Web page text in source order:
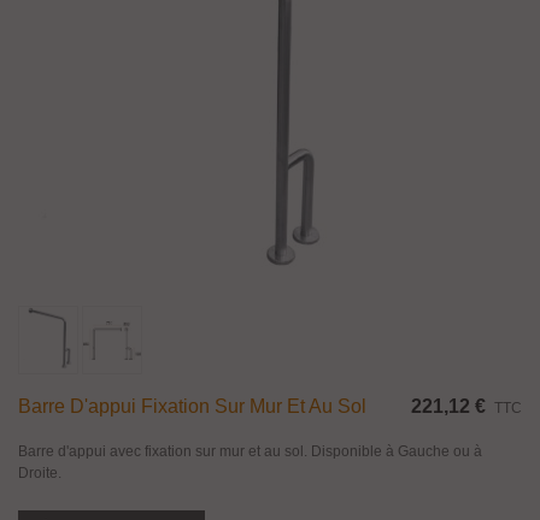
Barre D'appui Fixation Sur Mur Et Au Sol 221,12 € TTC
Barre d'appui avec fixation sur mur et au sol. Disponible à Gauche ou à
Droite.